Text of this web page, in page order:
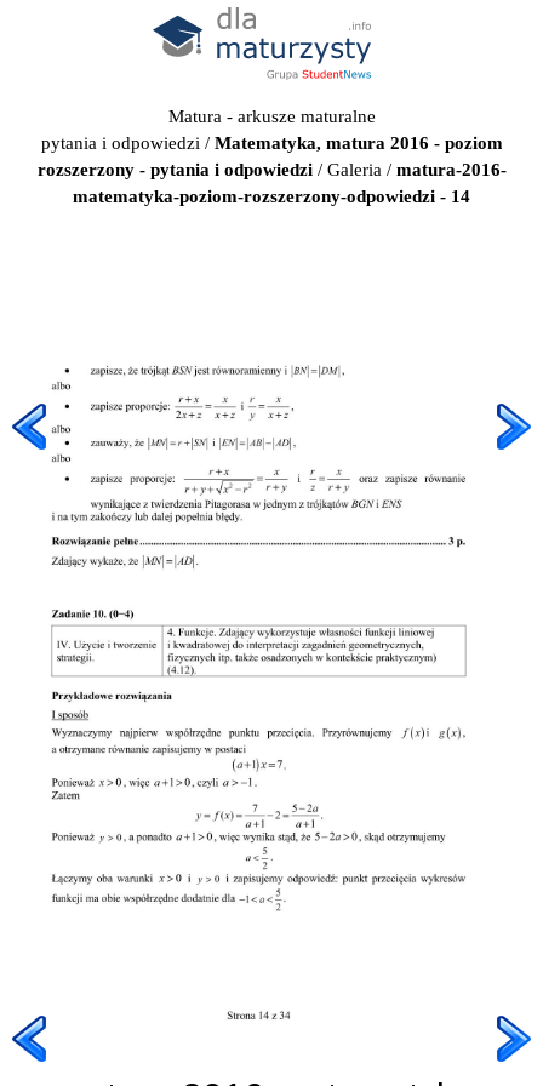
Matura - arkusze maturalne
pytania i odpowiedzi / Matematyka, matura 2016 - poziom
rozszerzony - pytania i odpowiedzi/ Galeria / matura-2016-
matematyka-poziom-rozszerzony-odpowiedzi - 14